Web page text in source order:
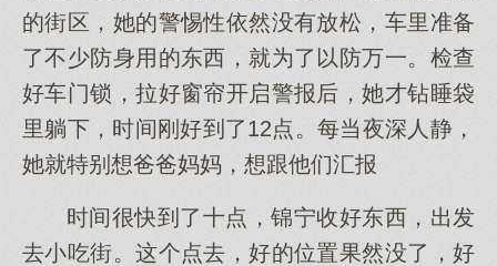
的街区，她的警惕性依然没有放松，车里准备
了不少防身用的东西，就为了以防万一。检查
好车门锁，拉好窗帘开启警报后，她才钻睡袋
里躺下，时间刚好到了12点。每当夜深人静，
她就特别想爸爸妈妈，想跟他们汇报
时间很快到了十点，锦宁收好东西，出发
去小吃街。这个点去，好的位置果然没了，好